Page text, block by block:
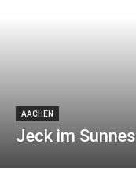
AACHEN
Jeck im